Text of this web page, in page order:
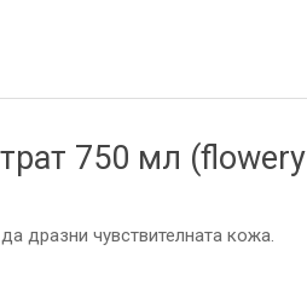
750 мл (flowery
дразни чувствителната кожа.